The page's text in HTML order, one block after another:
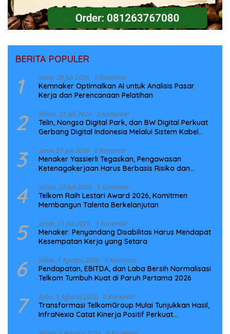
BERITA POPULER
1 Senin, 20 Juli 2026 0 Komentar
Kemnaker Optimalkan AI untuk Analisis Pasar
Kerja dan Perencanaan Pelatihan
2 Selasa, 21 Juli 2026 0 Komentar
Telin, Nongsa Digital Park, dan BW Digital Perkuat
Gerbang Digital Indonesia Melalui Sistem Kabel
3 Senin, 27 Juli 2026 0 Komentar
Menaker Yassierli Tegaskan, Pengawasan
Ketenagakerjaan Harus Berbasis Risiko dan
4 Selasa, 28 Juli 2026 0 Komentar
Telkom Raih Lestari Award 2026, Komitmen
Membangun Talenta Berkelanjutan
5 Jumat, 31 Juli 2026 0 Komentar
Menaker: Penyandang Disabilitas Harus Mendapat
Kesempatan Kerja yang Setara
6 Sabtu, 1 Agustus 2026 0 Komentar
Pendapatan, EBITDA, dan Laba Bersih Normalisasi
Telkom Tumbuh Kuat di Paruh Pertama 2026
7 Rabu, 5 Agustus 2026 0 Komentar
Transformasi TelkomGroup Mulai Tunjukkan Hasil,
InfraNexia Catat Kinerja Positif Perkuat